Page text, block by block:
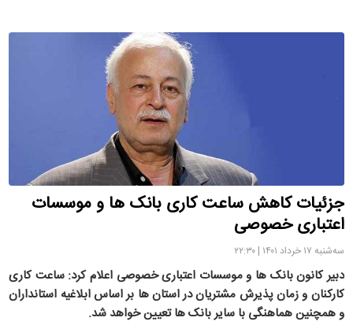
جزئیات کاهش ساعت کاری بانک ها و موسسات
اعتباری خصوصی
سه‌شنبه ۱۷ خرداد ۱۴۰۱ | ۲۲:۳۰
دبیر کانون بانک ها و موسسات اعتباری خصوصی اعلام کرد: ساعت کاری
کارکنان و زمان پذیرش مشتریان در استان ها بر اساس ابلاغیه استانداران
و همچنین هماهنگی با سایر بانک ها تعیین خواهد شد.